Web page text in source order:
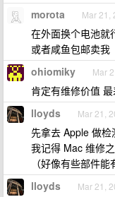
morota Mar 21,
在外面换个电池就
或者咸鱼包邮卖我
ohiomiky Mar
肯定有维修价值
lloyds Mar 21,
先拿去 Apple 做检
我记得 Mac 维修
（好像有些部件能
lloyds Mar 21,